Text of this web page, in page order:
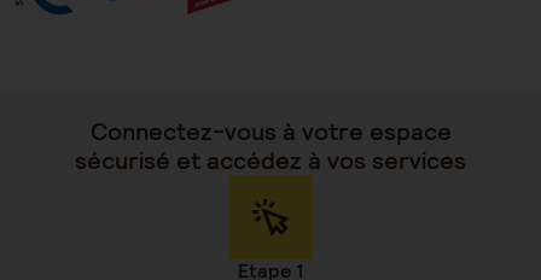
Connectez-vous à votre espace
sécurisé et accédez à vos services
Etape 1